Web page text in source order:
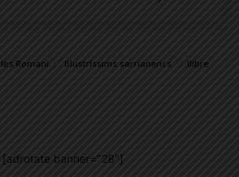
Romaní Il·lustríssims sarrianencs llibre
[adrotate banner="28"]